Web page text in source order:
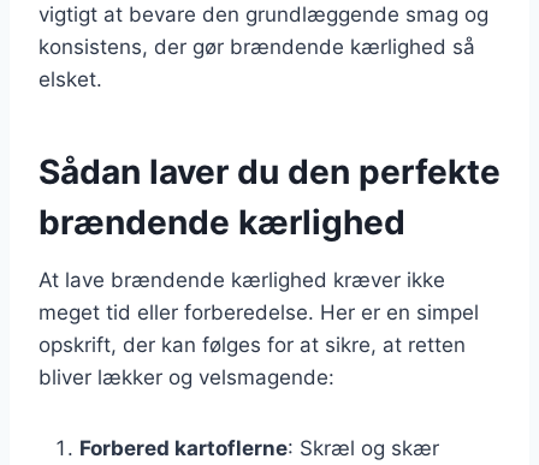
vigtigt at bevare den grundlæggende smag og
konsistens, der gør brændende kærlighed så
elsket.
Sådan laver du den perfekte
brændende kærlighed
At lave brændende kærlighed kræver ikke
meget tid eller forberedelse. Her er en simpel
opskrift, der kan følges for at sikre, at retten
bliver lækker og velsmagende:
Forbered kartoflerne: Skræl og skær